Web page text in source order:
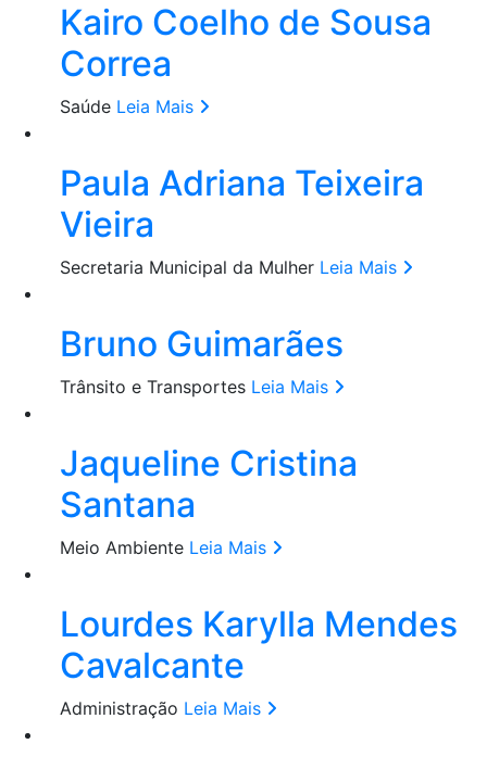
Kairo Coelho de Sousa
Correa
Saúde Leia Mais
Paula Adriana Teixeira
Vieira
Secretaria Municipal da Mulher Leia Mais
Bruno Guimarães
Trânsito e Transportes Leia Mais
Jaqueline Cristina
Santana
Meio Ambiente Leia Mais
Lourdes Karylla Mendes
Cavalcante
Administração Leia Mais